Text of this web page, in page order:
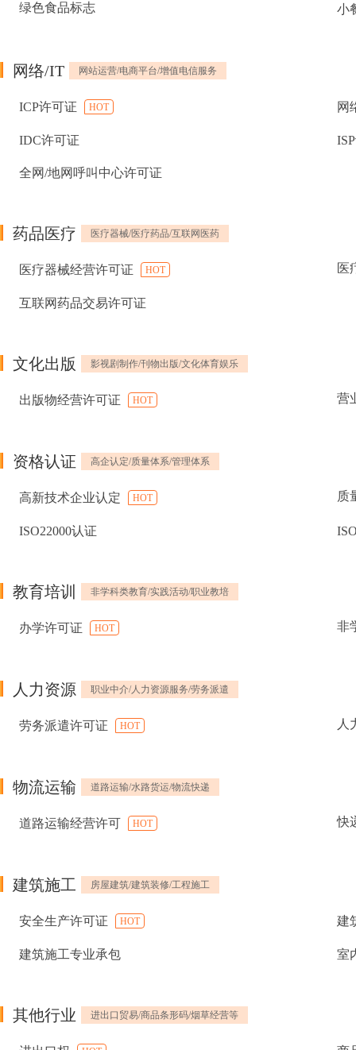
绿色食品标志 小
网络/IT 网站运营/电商平台/增值电信服务
ICP许可证 HOT 网
IDC许可证
全网/地网呼叫中心许可证
药品医疗 医疗器械/医疗药品/互联网医药
医疗器械经营许可证 HOT 医
互联网药品交易许可证
文化出版 影视剧制作/刊物出版/文化体育娱乐
出版物经营许可证 HOT 营
资格认证 高企认定/质量体系/管理体系
高新技术企业认定 HOT 质
ISO22000认证
教育培训 非学科类教育/实践活动/职业教培
办学许可证 HOT 非
人力资源 职业中介/人力资源服务/劳务派遣
劳务派遣许可证 HOT 人
物流运输 道路运输/水路货运/物流快递
道路运输经营许可 HOT 快
建筑施工 房屋建筑/建筑装修/工程施工
安全生产许可证 HOT 建
建筑施工专业承包 室
其他行业 进出口贸易/商品条形码/烟草经营等